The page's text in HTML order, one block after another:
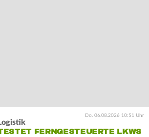
Do. 06.08.2026 10:51 Uhr
FERNGESTEUERTE LKWS